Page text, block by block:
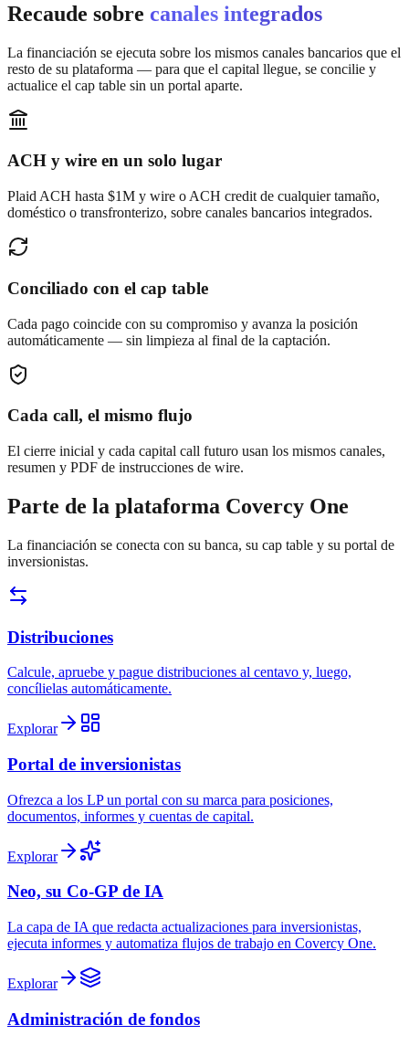
Recaude sobre canales integrados
La financiación se ejecuta sobre los mismos canales bancarios que el
resto de su plataforma — para que el capital llegue, se concilie y
actualice el cap table sin un portal aparte.
ACH y wire en un solo lugar
Plaid ACH hasta $1M y wire o ACH credit de cualquier tamaño,
doméstico o transfronterizo, sobre canales bancarios integrados.
Conciliado con el cap table
Cada pago coincide con su compromiso y avanza la posición
automáticamente — sin limpieza al final de la captación.
Cada call, el mismo flujo
El cierre inicial y cada capital call futuro usan los mismos canales,
resumen y PDF de instrucciones de wire.
Parte de la plataforma Covercy One
La financiación se conecta con su banca, su cap table y su portal de
inversionistas.
Distribuciones
Calcule, apruebe y pague distribuciones al centavo y, luego,
concílielas automáticamente.
Explorar
Portal de inversionistas
Ofrezca a los LP un portal con su marca para posiciones,
documentos, informes y cuentas de capital.
Explorar
Neo, su Co-GP de IA
La capa de IA que redacta actualizaciones para inversionistas,
ejecuta informes y automatiza flujos de trabajo en Covercy One.
Explorar
Administración de fondos